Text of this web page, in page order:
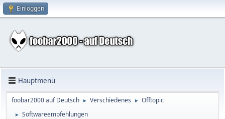
Einloggen
Hauptmenü
foobar2000 auf Deutsch ► Verschiedenes ► Offtopic
► Softwareempfehlungen